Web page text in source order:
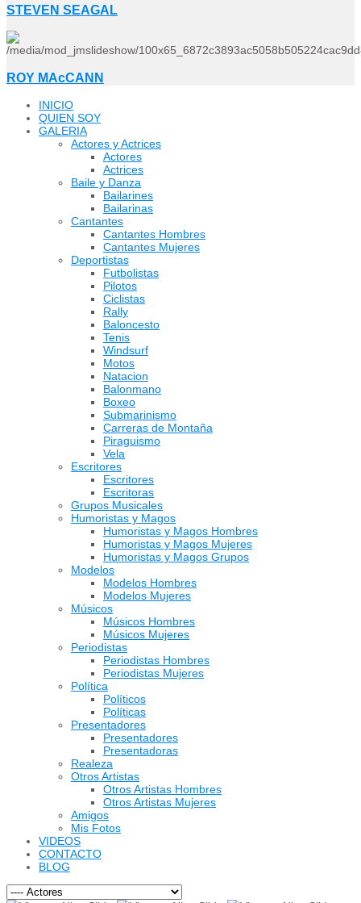
STEVEN SEAGAL
ROY MAcCANN
INICIO
QUIEN SOY
GALERIA
Actores y Actrices
Actores
Actrices
Baile y Danza
Bailarines
Bailarinas
Cantantes
Cantantes Hombres
Cantantes Mujeres
Deportistas
Futbolistas
Pilotos
Ciclistas
Rally
Baloncesto
Tenis
Windsurf
Motos
Natacion
Balonmano
Boxeo
Submarinismo
Carreras de Montaña
Piraguismo
Vela
Escritores
Escritores
Escritoras
Grupos Musicales
Humoristas y Magos
Humoristas y Magos Hombres
Humoristas y Magos Mujeres
Humoristas y Magos Grupos
Modelos
Modelos Hombres
Modelos Mujeres
Músicos
Músicos Hombres
Músicos Mujeres
Periodistas
Periodistas Hombres
Periodistas Mujeres
Política
Políticos
Políticas
Presentadores
Presentadores
Presentadoras
Realeza
Otros Artistas
Otros Artistas Hombres
Otros Artistas Mujeres
Amigos
Mis Fotos
VIDEOS
CONTACTO
BLOG